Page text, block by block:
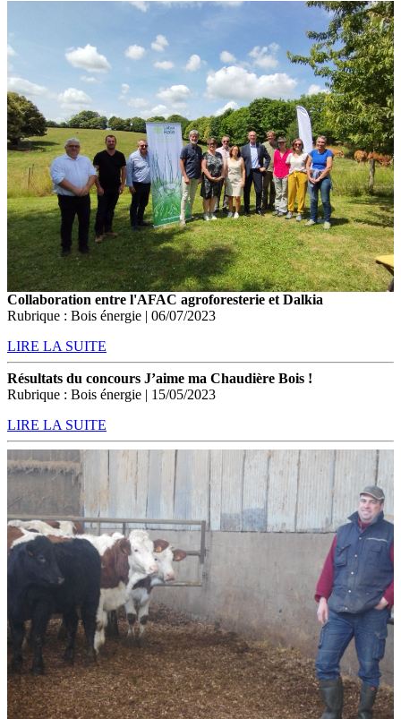
Collaboration entre l'AFAC agroforesterie et Dalkia
Rubrique : Bois énergie | 06/07/2023
LIRE LA SUITE
Résultats du concours J’aime ma Chaudière Bois !
Rubrique : Bois énergie | 15/05/2023
LIRE LA SUITE